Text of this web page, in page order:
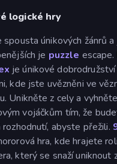
logické hry
spousta únikových žánrů
je puzzle escape.
je únikové
kde jste uvězněni ve
Unikněte z cely a
vojáčkům tím, že
rozhodnutí, abyste přežili.
hra, kde hrajete
který se snaží uniknout